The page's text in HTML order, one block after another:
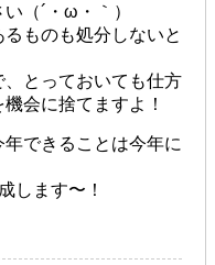
（´・ω・｀）
ものも処分しないと
とっておいても仕方
会に捨てますよ！
できることは今年に
します〜！